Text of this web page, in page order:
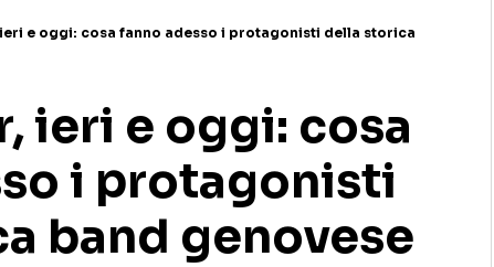
ieri e oggi: cosa fanno adesso i protagonisti della storica
ieri e oggi: cosa
i protagonisti
band genovese